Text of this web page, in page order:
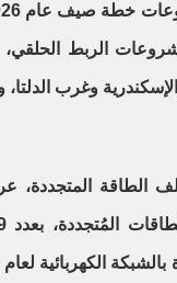
وغرب
الطاقة